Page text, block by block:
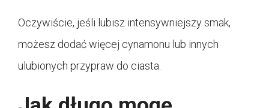
Oczywiście, jeśli lubisz intensywniejszy smak,
możesz dodać więcej cynamonu lub innych
ulubionych przypraw do ciasta.